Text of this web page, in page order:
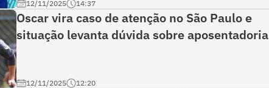
12/11/2025 14:37
Oscar vira caso de atenção no São Paulo e
situação levanta dúvida sobre aposentadoria
12/11/2025 12:20